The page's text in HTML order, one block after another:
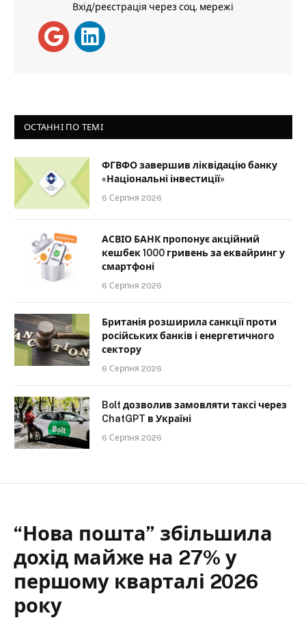
Вхід/реєстрація через соц. мережі
ОСТАННІ ПО ТЕМІ
ФГВФО завершив ліквідацію банку
«Національні інвестиції»
6 Серпня 2026
АСВІО БАНК пропонує акційний
кешбек 1000 гривень за еквайринг у
смартфоні
6 Серпня 2026
Британія розширила санкції проти
російських банків і енергетичного
сектору
6 Серпня 2026
Bolt дозволив замовляти таксі через
ChatGPT в Україні
6 Серпня 2026
“Нова пошта” збільшила
дохід майже на 27% у
першому кварталі 2026
року